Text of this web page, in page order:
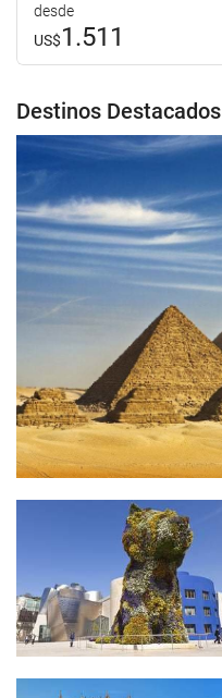
desde
US$1.511
Destinos Destacados